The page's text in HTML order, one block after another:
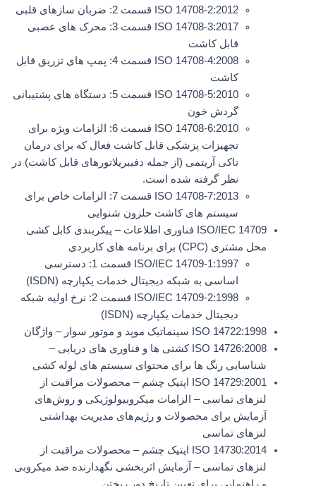
ISO 14708-2:2012 قسمت 2: ضربان سازهای قلبی
ISO 14708-3:2017 قسمت 3: محرک های عصبی
قابل کاشت
ISO 14708-4:2008 قسمت 4: پمپ های تزریق قابل
کاشت
ISO 14708-5:2010 قسمت 5: دستگاه های پشتیبانی
گردش خون
ISO 14708-6:2010 قسمت 6: الزامات ویژه برای
تجهیزات پزشکی قابل کاشت فعال که برای درمان
تاکی آریتمی (از جمله دفیبریلاتورهای قابل کاشت) در
نظر گرفته شده است.
ISO 14708-7:2013 قسمت 7: الزامات خاص برای
سیستم های کاشت حلزون شنوایی
ISO/IEC 14709 فناوری اطلاعات – پیکربندی کابل کشی
محل مشتری (CPC) برای برنامه های کاربردی
ISO/IEC 14709-1:1997 قسمت 1: دسترسی
اساسی به شبکه دیجیتال خدمات یکپارچه (ISDN)
ISO/IEC 14709-2:1998 قسمت 2: نرخ اولیه شبکه
دیجیتال خدمات یکپارچه (ISDN)
ISO 14722:1998 سینماتیک موپد و موتور سوار – واژگان
ISO 14726:2008 کشتی ها و فناوری های دریایی –
شناسایی رنگ ها برای محتوای سیستم های لوله کشی
ISO 14729:2001 اپتیک چشم – محصولات مراقبت از
لنزهای تماسی – الزامات میکروبیولوژیکی و روش‌های
آزمایش برای محصولات و رژیم‌های مدیریت بهداشتی
لنزهای تماسی
ISO 14730:2014 اپتیک چشم – محصولات مراقبت از
لنزهای تماسی – آزمایش اثربخشی نگهدارنده ضد میکروبی